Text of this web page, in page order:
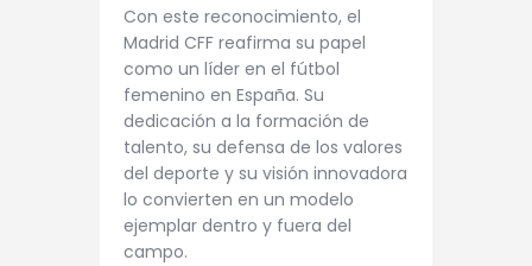
Con este reconocimiento, el
Madrid CFF reafirma su papel
como un líder en el fútbol
femenino en España. Su
dedicación a la formación de
talento, su defensa de los valores
del deporte y su visión innovadora
lo convierten en un modelo
ejemplar dentro y fuera del
campo.